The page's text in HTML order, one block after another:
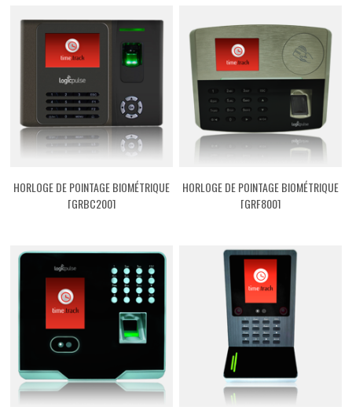
HORLOGE DE POINTAGE BIOMÉTRIQUE
[GRBC200]
HORLOGE DE POINTAGE BIOMÉTRIQUE
[GRF800]